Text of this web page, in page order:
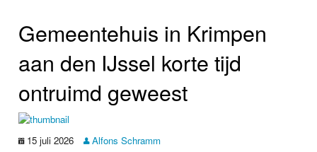
Gemeentehuis in Krimpen
aan den IJssel korte tijd
ontruimd geweest
15 juli 2026 Alfons Schramm